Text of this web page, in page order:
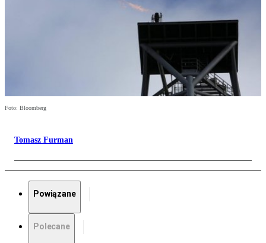
Foto: Bloomberg
Tomasz Furman
Powiązane
Polecane